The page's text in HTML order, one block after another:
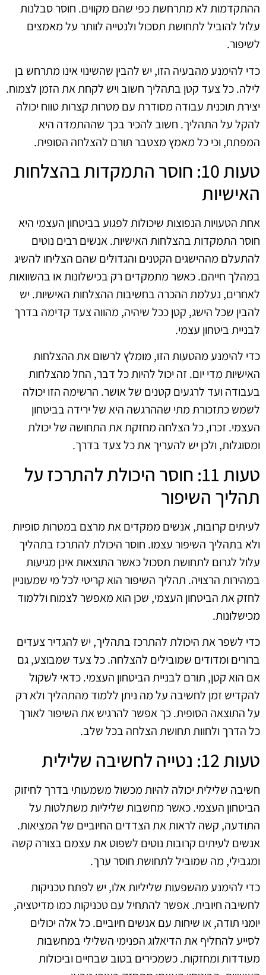
ההתקדמות לא מתרחשת כפי שהם מקווים. חוסר סבלנות
עלול להוביל לתחושת תסכול ולנטייה לוותר על מאמצים
לשיפור.
כדי להימנע מהבעיה הזו, יש להבין שהשינוי אינו מתרחש בן
לילה. כל צעד קטן בתהליך חשוב ויש לקחת את הזמן לצמוח.
יצירת תוכנית עבודה מסודרת עם מטרות קצרות טווח יכולה
להקל על התהליך. חשוב להכיר בכך שההתמדה היא
המפתח, וכי כל מאמץ מצטבר תורם להצלחה הסופית.
טעות 10: חוסר התמקדות בהצלחות
האישיות
אחת הטעויות הנפוצות שיכולות לפגוע בביטחון העצמי היא
חוסר התמקדות בהצלחות האישיות. אנשים רבים נוטים
להתעלם מההישגים הקטנים והגדולים שהם הצליחו להשיג
במהלך חייהם. כאשר מתמקדים רק בכישלונות או בהשוואות
לאחרים, נעלמת ההכרה בחשיבות ההצלחות האישיות. יש
להבין שכל הישג, קטן ככל שיהיה, מהווה צעד קדימה בדרך
לבניית ביטחון עצמי.
כדי להימנע מהטעות הזו, מומלץ לרשום את ההצלחות
האישיות מדי יום. זה יכול להיות כל דבר, החל מהצלחות
בעבודה ועד לרגעים קטנים של אושר. הרשימה הזו יכולה
לשמש כתזכורת מתי שההרגשה היא של ירידה בביטחון
העצמי. זכרו, כל הצלחה מחזקת את התחושה של יכולת
ומסוגלות, ולכן יש להעריך את כל צעד בדרך.
טעות 11: חוסר היכולת להתרכז על
תהליך השיפור
לעיתים קרובות, אנשים ממקדים את מרצם במטרות סופיות
ולא בתהליך השיפור עצמו. חוסר היכולת להתרכז בתהליך
עלול לגרום לתחושת תסכול כאשר התוצאות אינן מגיעות
במהירות הרצויה. תהליך השיפור הוא קריטי לכל מי שמעוניין
לחזק את הביטחון העצמי, שכן הוא מאפשר לצמוח וללמוד
מכישלונות.
כדי לשפר את היכולת להתרכז בתהליך, יש להגדיר צעדים
ברורים ומדודים שמובילים להצלחה. כל צעד שמבוצע, גם
אם הוא קטן, תורם לבניית הביטחון העצמי. כדאי לשקול
להקדיש זמן לחשיבה על מה ניתן ללמוד מהתהליך ולא רק
על התוצאה הסופית. כך אפשר להרגיש את השיפור לאורך
כל הדרך ולחוות תחושת הצלחה בכל שלב.
טעות 12: נטייה לחשיבה שלילית
חשיבה שלילית יכולה להיות מכשול משמעותי בדרך לחיזוק
הביטחון העצמי. כאשר מחשבות שליליות משתלטות על
התודעה, קשה לראות את הצדדים החיוביים של המציאות.
אנשים לעיתים קרובות נוטים לשפוט את עצמם בצורה קשה
ומגבילי, מה שמוביל לתחושת חוסר ערך.
כדי להימנע מהשפעות שליליות אלו, יש לפתח טכניקות
לחשיבה חיובית. אפשר להתחיל עם טכניקות כמו מדיטציה,
יומני תודה, או שיחות עם אנשים חיוביים. כל אלה יכולים
לסייע להחליף את הדיאלוג הפנימי השלילי במחשבות
מעודדות ומחזקות. כשמכירים בטוב שבחיים וביכולות